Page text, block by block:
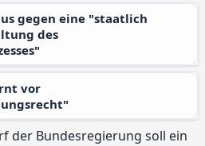
des
der Bundesregierung soll ein